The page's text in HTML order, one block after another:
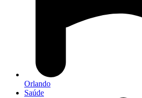
Orlando
Saúde